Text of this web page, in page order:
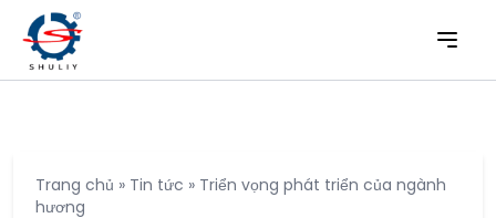
Trang chủ » Tin tức » Triển vọng phát triển của ngành
hương